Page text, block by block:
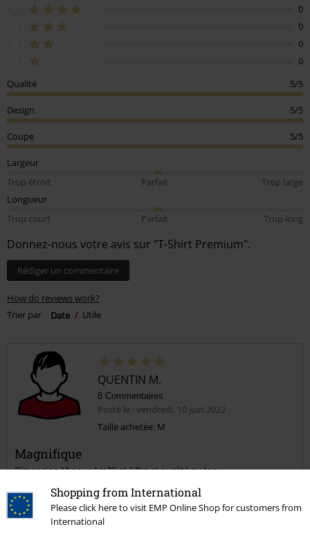
Shopping from International
Please click here to visit EMP Online Shop for customers from
International
0
0
0
0
Qualité
5/5
Design 5/5
Coupe 5/5
Largeur
Trop étroit
Parfait
Trop large
Longueur
Trop court
Parfait Trop long
Donnez-nous votre avis sur "T-Shirt Premium".
Rédiger un commentaire
How do reviews work?
Trier par
Date Utile
QUENTIN M.
8 Commentaires
Posté le : vendredi, 10 juin 2022
Taille achetée: M
Magnifique
Dimension M pour 1m78 et 64kg et qualité au top